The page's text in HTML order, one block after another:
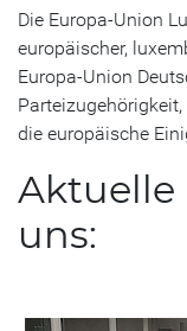
Die Europa-Union
europäischer,
Europa-Union
die europäische
Aktuelle
uns: